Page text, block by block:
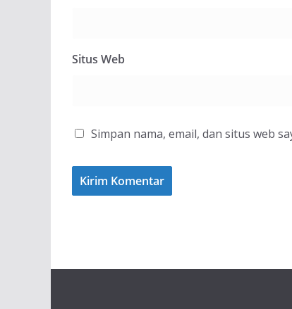
Situs Web
Simpan nama, email, dan situs web